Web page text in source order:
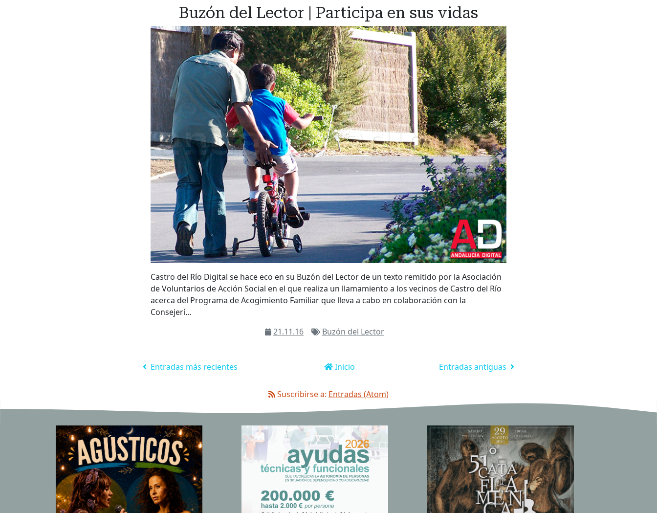
Buzón del Lector | Participa en sus vidas
Castro del Río Digital se hace eco en su Buzón del Lector de un texto remitido por la Asociación
de Voluntarios de Acción Social en el que realiza un llamamiento a los vecinos de Castro del Río
acerca del Programa de Acogimiento Familiar que lleva a cabo en colaboración con la
Consejerí…
21.11.16
Buzón del Lector
Entradas más recientes Entradas antiguas
Inicio
Suscribirse a: Entradas (Atom)